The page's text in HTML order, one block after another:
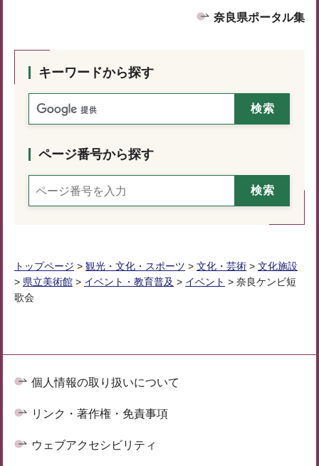
奈良県ポータル集
キーワードから探す
ページ番号から探す
トップページ > 観光・文化・スポーツ > 文化・芸術 > 文化施設
> 県立美術館 > イベント・教育普及 > イベント > 奈良ケンビ短
歌会
個人情報の取り扱いについて
リンク・著作権・免責事項
ウェブアクセシビリティ